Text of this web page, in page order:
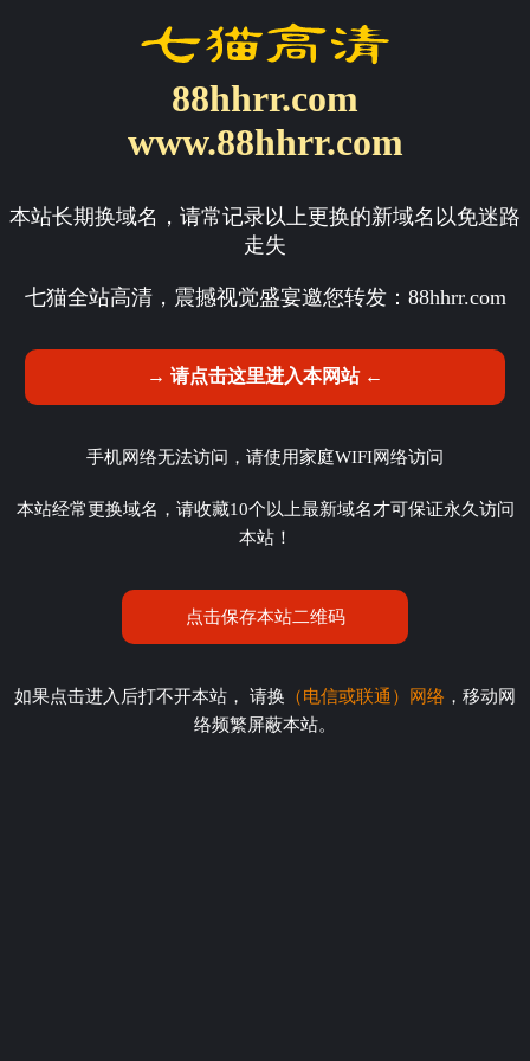
88hhrr.com
www.88hhrr.com
本站长期换域名，请常记录以上更换的新域名以免迷路
走失
七猫全站高清，震撼视觉盛宴邀您转发： 88hhrr.com
→ 请点击这里进入本网站 ←
手机网络无法访问，请使用家庭WIFI网络访问
本站经常更换域名，请收藏10个以上最新域名才可保证永久访问
本站！
点击保存本站二维码
如果点击进入后打不开本站， 请换 （电信或联通）网络 ，移动网
络频繁屏蔽本站。